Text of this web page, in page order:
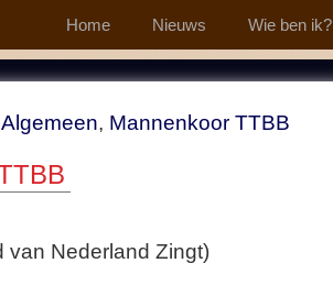
Home Nieuws Wie ben ik?
Algemeen, Mannenkoor TTBB
van Nederland Zingt)